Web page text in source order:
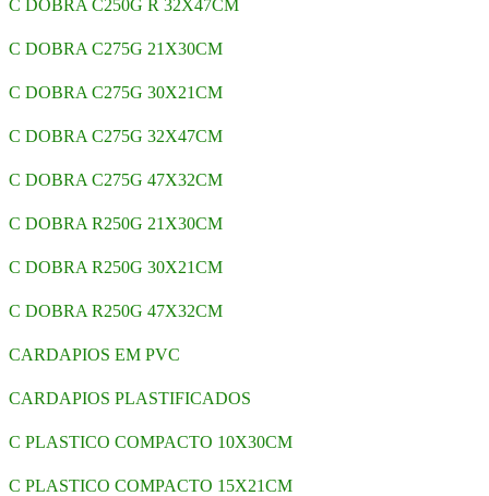
C DOBRA C250G R 32X47CM
C DOBRA C275G 21X30CM
C DOBRA C275G 30X21CM
C DOBRA C275G 32X47CM
C DOBRA C275G 47X32CM
C DOBRA R250G 21X30CM
C DOBRA R250G 30X21CM
C DOBRA R250G 47X32CM
CARDAPIOS EM PVC
CARDAPIOS PLASTIFICADOS
C PLASTICO COMPACTO 10X30CM
C PLASTICO COMPACTO 15X21CM